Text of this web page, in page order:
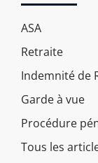
ASA
Retraite
Indemnité de
Garde à vue
Procédure
Tous les